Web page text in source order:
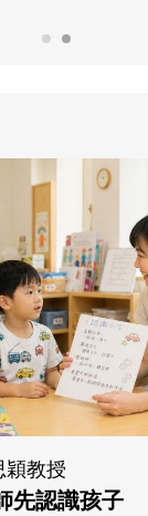
穎教授
先認識孩子